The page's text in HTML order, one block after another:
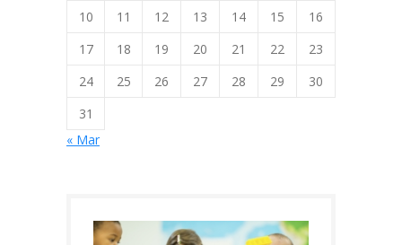
10
11 12 13 14 15
16
17
18 19 20 21 22
23
24
25 26 27 28 29
30
31
« Mar